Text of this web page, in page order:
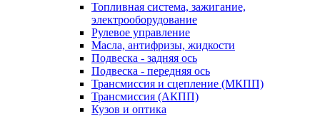
Топливная система, зажигание,
электрооборудование
Рулевое управление
Масла, антифризы, жидкости
Подвеска - задняя ось
Подвеска - передняя ось
Трансмиссия и сцепление (МКПП)
Трансмиссия (АКПП)
Кузов и оптика